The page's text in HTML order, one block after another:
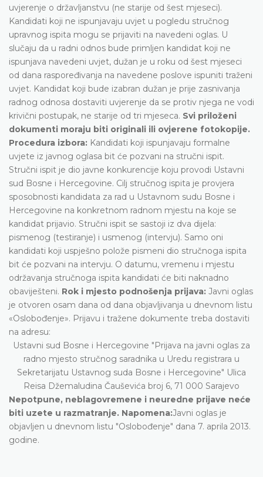
uvjerenje o državljanstvu (ne starije od šest mjeseci).
Kandidati koji ne ispunjavaju uvjet u pogledu stručnog
upravnog ispita mogu se prijaviti na navedeni oglas. U
slučaju da u radni odnos bude primljen kandidat koji ne
ispunjava navedeni uvjet, dužan je u roku od šest mjeseci
od dana raspoređivanja na navedene poslove ispuniti traženi
uvjet. Kandidat koji bude izabran dužan je prije zasnivanja
radnog odnosa dostaviti uvjerenje da se protiv njega ne vodi
krivični postupak, ne starije od tri mjeseca. Svi priloženi
dokumenti moraju biti originali ili ovjerene fotokopije.
Procedura izbora: Kandidati koji ispunjavaju formalne
uvjete iz javnog oglasa bit će pozvani na stručni ispit.
Stručni ispit je dio javne konkurencije koju provodi Ustavni
sud Bosne i Hercegovine. Cilj stručnog ispita je provjera
sposobnosti kandidata za rad u Ustavnom sudu Bosne i
Hercegovine na konkretnom radnom mjestu na koje se
kandidat prijavio. Stručni ispit se sastoji iz dva dijela:
pismenog (testiranje) i usmenog (intervju). Samo oni
kandidati koji uspješno polože pismeni dio stručnoga ispita
bit će pozvani na intervju. O datumu, vremenu i mjestu
održavanja stručnoga ispita kandidati će biti naknadno
obaviješteni. Rok i mjesto podnošenja prijava: Javni oglas
je otvoren osam dana od dana objavljivanja u dnevnom listu
«Oslobođenje». Prijavu i tražene dokumente treba dostaviti
na adresu:
Ustavni sud Bosne i Hercegovine "Prijava na javni oglas za
radno mjesto stručnog saradnika u Uredu registrara u
Sekretarijatu Ustavnog suda Bosne i Hercegovine" Ulica
Reisa Džemaludina Čauševića broj 6, 71 000 Sarajevo
Nepotpune, neblagovremene i neuredne prijave neće
biti uzete u razmatranje. Napomena:Javni oglas je
objavljen u dnevnom listu "Oslobođenje" dana 7. aprila 2013.
godine.